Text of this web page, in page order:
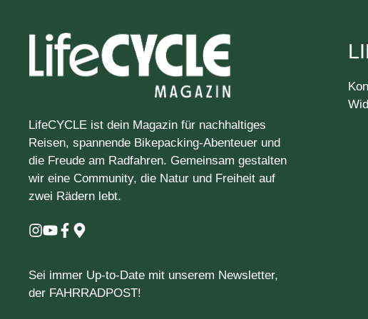
LifeCYCLE ist dein Magazin für nachhaltiges
Reisen, spannende Bikepacking-Abenteuer und
die Freude am Radfahren. Gemeinsam gestalten
wir eine Community, die Natur und Freiheit auf
zwei Rädern lebt.
Sei immer Up-to-Date mit unserem Newsletter,
der FAHRRADPOST!